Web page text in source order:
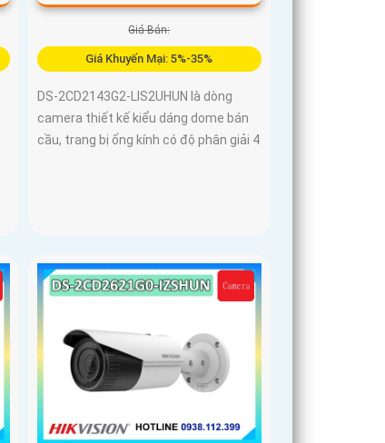
Giá Bán:
Giá Khuyến Mại: 5%-35%
DS-2CD2143G2-LIS2UHUN là dòng
camera thiết kế kiểu dáng dome bán
cầu, trang bị ống kính có độ phân giải 4